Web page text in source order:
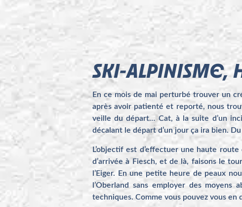
SKI-ALPINISME,
En ce mois de mai perturbé trouver un
après avoir patienté et reporté, nous
veille du départ… Cat, à la suite d’un
décalant le départ d’un jour ça ira bien.
L’objectif est d’effectuer une haute
d’arrivée à Fiesch, et de là, faisons le
l’Eiger. En une petite heure de peaux
l’Oberland sans employer des
techniques. Comme vous pouvez vous en